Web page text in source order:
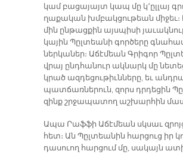
կամ բա­ցա­յայտ կապ մը կ՚ըլ­լայ
ղա­քա­կան խմբակ­ցու­թեան
մին ըն­թաց­քին այս­պի­սի
կա­յին Պըլ­տեա­նի գոր­ծե­րը
ներ­կա­ներ։ Ա­ճէ­մեան Գրի­գոր
վրայ ընդ­հա­նուր ակ­նարկ մը
կրած ազ­դե­ցու­թիւն­նե­րը, եւ
պատ­ճառ­նե­րուն, զորս դրդե­ցին
զինք շրջա­պա­տող աշ­խար­հին
Ա­պա Րաֆ­ֆի Ա­ճէ­մեան սկսաւ
հետ։ Ան Պըլ­տեա­նին հար­ցուց իր
դա­սուող հար­ցում մը, սա­կայն